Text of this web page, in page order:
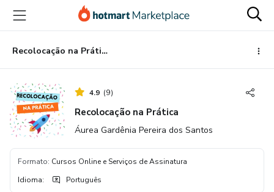
para
conteúdo
principal
para
pagamento
para
rodapé
Recolocação na Prática
4.9 (9)
Recolocação na Prática
Áurea Gardênia Pereira dos Santos
Formato: Cursos Online e Serviços de Assinatura
Idioma: Português